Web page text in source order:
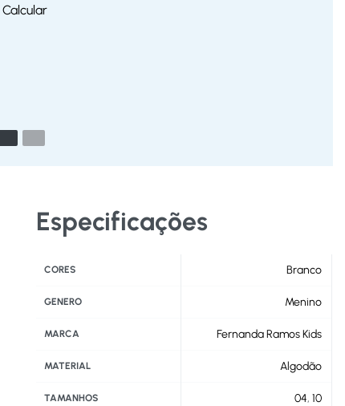
Calcular
Especificações
CORES Branco
GENERO Menino
MARCA Fernanda Ramos Kids
MATERIAL Algodão
TAMANHOS 04,10